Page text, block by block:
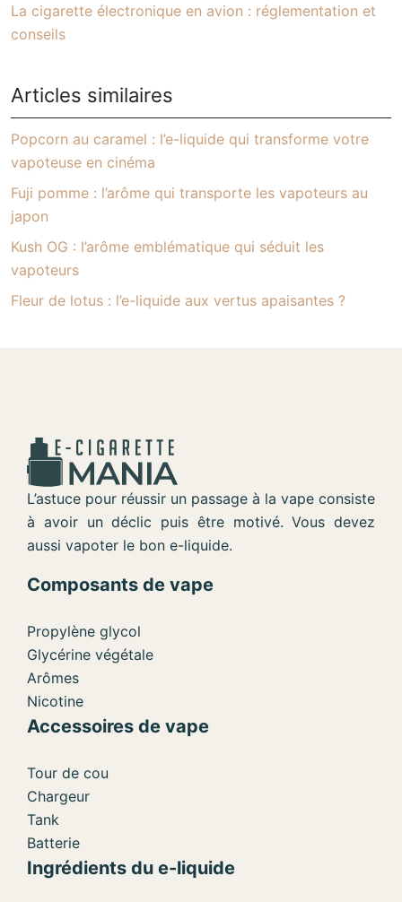
La cigarette électronique en avion : réglementation et
conseils
Articles similaires
Popcorn au caramel : l’e-liquide qui transforme votre
vapoteuse en cinéma
Fuji pomme : l’arôme qui transporte les vapoteurs au
japon
Kush OG : l’arôme emblématique qui séduit les
vapoteurs
Fleur de lotus : l’e-liquide aux vertus apaisantes ?
L’astuce pour réussir un passage à la vape consiste
à avoir un déclic puis être motivé. Vous devez
aussi vapoter le bon e-liquide.
Composants de vape
Propylène glycol
Glycérine végétale
Arômes
Nicotine
Accessoires de vape
Tour de cou
Chargeur
Tank
Batterie
Ingrédients du e-liquide